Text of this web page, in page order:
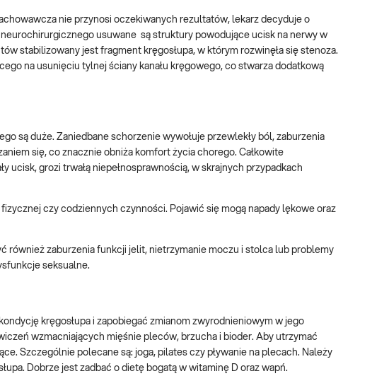
nie przynosi oczekiwanych rezultatów, lekarz decyduje o
usuwane są struktury powodujące ucisk na nerwy w
stabilizowany jest fragment kręgosłupa, w którym rozwinęła się stenoza.
na usunięciu tylnej ściany kanału kręgowego, co stwarza dodatkową
są duże. Zaniedbane schorzenie wywołuje przewlekły ból, zaburzenia
się, co znacznie obniża komfort życia chorego. Całkowite
ucisk, grozi trwałą niepełnosprawnością, w skrajnych przypadkach
czy codziennych czynności. Pojawić się mogą napady lękowe oraz
również zaburzenia funkcji jelit, nietrzymanie moczu i stolca lub problemy
seksualne.
kręgosłupa i zapobiegać zmianom zwyrodnieniowym w jego
wzmacniających mięśnie pleców, brzucha i bioder. Aby utrzymać
Szczególnie polecane są: joga, pilates czy pływanie na plecach. Należy
Dobrze jest zadbać o dietę bogatą w witaminę D oraz wapń.